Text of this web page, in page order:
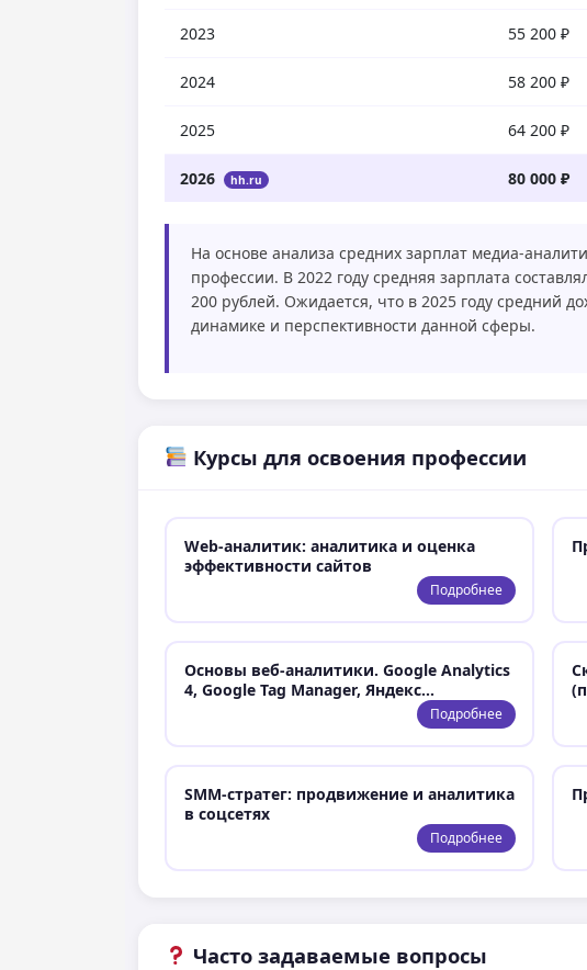
2023 55 200 ₽
2024 58 200 ₽
2025 64 200 ₽
2026 hh.ru 80 000 ₽
На основе анализа средних зарплат медиа-
профессии. В 2022 году средняя зарплата
200 рублей. Ожидается, что в 2025 году средний
динамике и перспективности данной сферы.
Курсы для освоения профессии
Web-аналитик: аналитика и оценка
эффективности сайтов
Подробнее
Основы веб-аналитики. Google Analytics
4, Google Tag Manager, Яндекс…
Подробнее
SMM-стратег: продвижение и аналитика
в соцсетях
Подробнее
Часто задаваемые вопросы